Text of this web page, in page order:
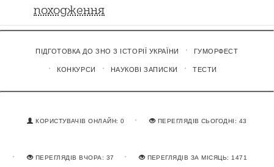
походження
ПІДГОТОВКА ДО ЗНО З ІСТОРІЇ УКРАЇНИ ГУМОРФЕСТ
КОНКУРСИ НАУКОВІ ЗАПИСКИ ТЕСТИ
КОРИСТУВАЧІВ ОНЛАЙН: 0 ПЕРЕГЛЯДІВ СЬОГОДНІ: 43
ПЕРЕГЛЯДІВ ВЧОРА: 37 ПЕРЕГЛЯДІВ ЗА МІСЯЦЬ: 1471